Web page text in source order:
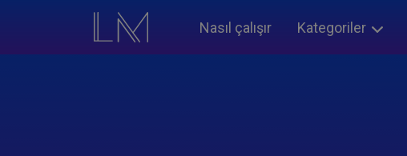
Nasıl çalışır Kategoriler